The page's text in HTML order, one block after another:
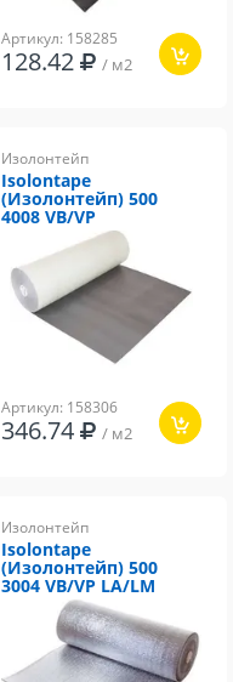
Артикул: 158285
128.42 / м2
Изолонтейп
Isolontape
(Изолонтейп) 500
4008 VB/VP
Артикул: 158306
346.74 / м2
Изолонтейп
Isolontape
(Изолонтейп) 500
3004 VB/VP LA/LM